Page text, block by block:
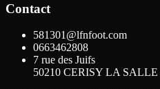
Contact
581301@lfnfoot.com
0663462808
7 rue des Juifs
50210 CERISY LA SALLE